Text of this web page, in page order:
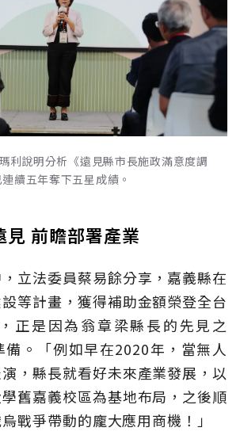
利說明分析《遠見縣市長施政滿意度調
續五年奪下五星成績。
見 前瞻部署產業
立法委員蔡易餘分享，嘉義縣在
等計畫，獲得補助金額榮登全台
正是因為翁章梁縣長的先見之
備。「例如早在2020年，當無人
，縣長就看好未來產業發展，以
舊嘉義校區為基地布局，之後順
戰爭帶動的龐大應用商機！」